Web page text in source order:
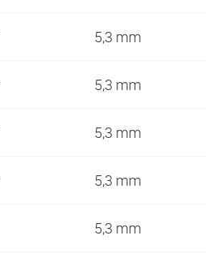
5,3 mm
5,3 mm
5,3 mm
5,3 mm
5,3 mm